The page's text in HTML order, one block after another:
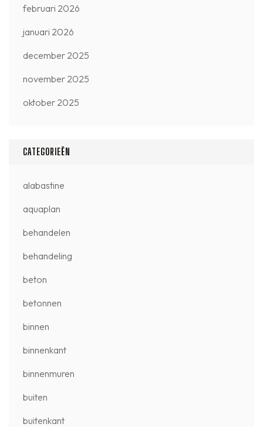
februari 2026
januari 2026
december 2025
november 2025
oktober 2025
CATEGORIEËN
alabastine
aquaplan
behandelen
behandeling
beton
betonnen
binnen
binnenkant
binnenmuren
buiten
buitenkant